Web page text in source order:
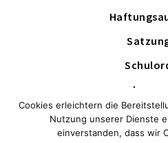
Cookies erleichtern die
Nutzung unserer Dienste
einverstanden, dass wir